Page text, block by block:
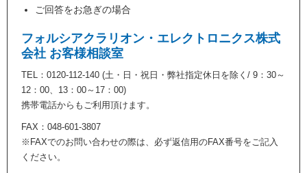
ご回答をお急ぎの場合
フォルシアクラリオン・エレクトロニクス株式
会社 お客様相談室
TEL：0120-112-140 (土・日・祝日・弊社指定休日を除く/ 9：30～
12：00、13：00～17：00)
携帯電話からもご利用頂けます。
FAX：048-601-3807
※FAXでのお問い合わせの際は、必ず返信用のFAX番号をご記入
ください。